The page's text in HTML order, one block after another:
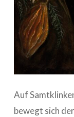
Auf
bewegt sich